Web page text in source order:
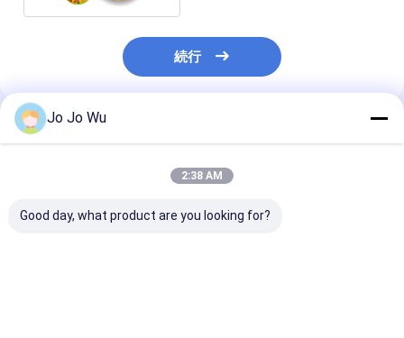
続行
推薦されたプロダクト
Jo Jo Wu
2:38 AM
Good day, what product are you looking for?